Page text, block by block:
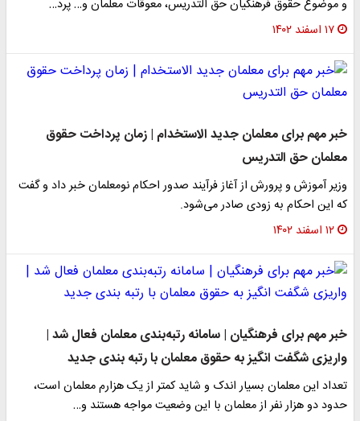
و موضوع حقوق فرهنگیان حق التدریس، معوقات معلمان و… پرد…
۱۷ اسفند ۱۴۰۲
خبر مهم برای معلمان جدید الاستخدام | زمان پرداخت حقوق
معلمان حق التدریس
وزیر آموزش و پرورش از آغاز فرآیند صدور احکام نومعلمان خبر داد و گفت
که این احکام به زودی صادر می‌شود.
۱۲ اسفند ۱۴۰۲
خبر مهم برای فرهنگیان | سامانه رتبه‌بندی معلمان فعال شد |
واریزی شگفت انگیز به حقوق معلمان با رتبه بندی جدید
تعداد این معلمان بسیار اندک و شاید کمتر از یک هزارم معلمان است،
حدود دو هزار نفر از معلمان با این وضعیت مواجه هستند و…